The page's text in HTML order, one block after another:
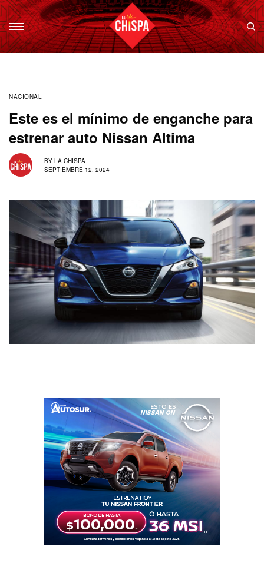
NACIONAL
Este es el mínimo de enganche para
estrenar auto Nissan Altima
BY LA CHISPA
SEPTIEMBRE 12, 2024